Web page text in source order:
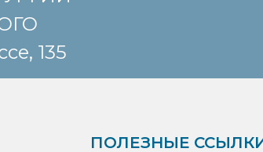
135
ПОЛЕЗНЫЕ